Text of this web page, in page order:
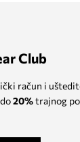
Club
račun i
20%trajnog